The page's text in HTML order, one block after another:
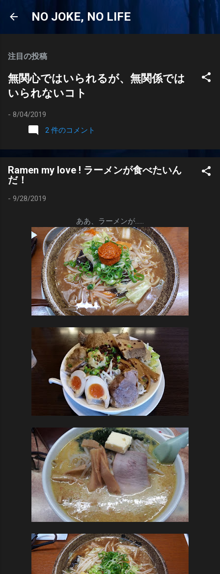
スキップしてメイン コンテンツに移動
NO JOKE, NO LIFE
注目の投稿
無関心ではいられるが、無関係では
いられないコト
- 8/04/2019
2 件のコメント
Ramen my love ! ラーメンが食べたいん
だ！
- 9/28/2019
ああ、ラーメンが……